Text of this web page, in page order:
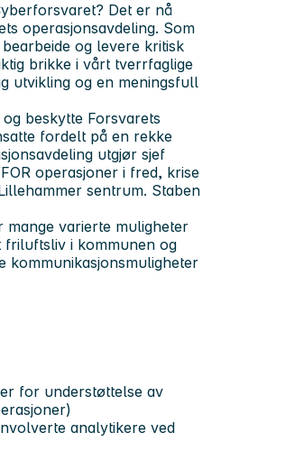
Det er nå
operasjonsavdeling. Som
og levere kritisk
brikke i vårt tverrfaglige
utvikling og en meningsfull
beskytte Forsvarets
fordelt på en rekke
utgjør sjef
operasjoner i fred, krise
sentrum. Staben
mange varierte muligheter
i kommunen og
kommunikasjonsmuligheter
for understøttelse av
analytikere ved